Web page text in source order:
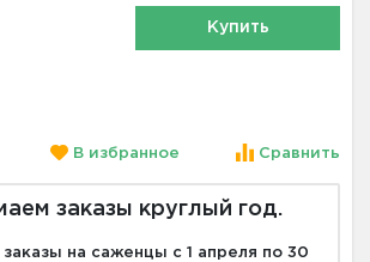
Купить
В избранное Сравнить
заказы круглый год.
на саженцы с 1 апреля по 30